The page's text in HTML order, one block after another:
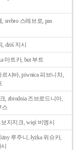
, srebro 스레브로, pas
dziś 지시
마트카, but 부트
르샤바, piwnica 피브니차,
, zbrodnia 즈브로드니아,
스
지지크, więź 비엥시
루주니, łyżka 위슈카,